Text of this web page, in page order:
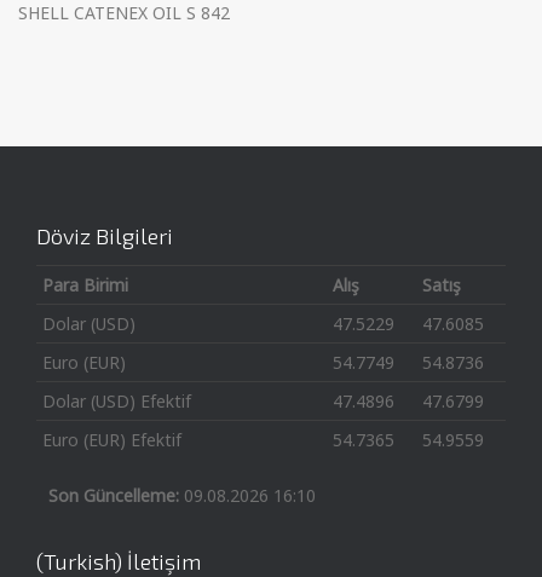
SHELL CATENEX OIL S 842
Döviz Bilgileri
Para Birimi Alış
Satış
Dolar (USD)
47.5229
47.6085
Euro (EUR)
54.7749
54.8736
Dolar (USD) Efektif
47.4896
47.6799
Euro (EUR) Efektif
54.7365 54.9559
Son Güncelleme: 09.08.2026 16:10
(Turkish) İletişim